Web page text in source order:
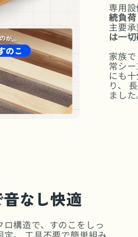
専用
続負荷
主要
は一
家族
常シ
にも
り、
ました
なし快適
構造で、すのこをしっ